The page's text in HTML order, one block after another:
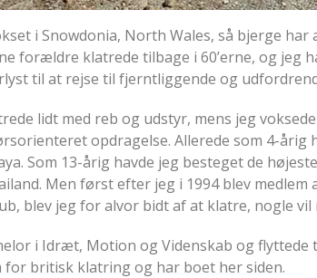
i Snowdonia, North Wales, så bjerge
forældre klatrede tilbage i 60’erne, og jeg
til at rejse til fjerntliggende og
lidt med reb og udstyr, mens jeg
opdragelse. Allerede som 4-årig
Som 13-årig havde jeg besteget de
Men først efter jeg i 1994 blev medlem
blev jeg for alvor bidt af at klatre, nogle vil
i Idræt, Motion og Videnskab og flyttede
britisk klatring og har boet her siden.